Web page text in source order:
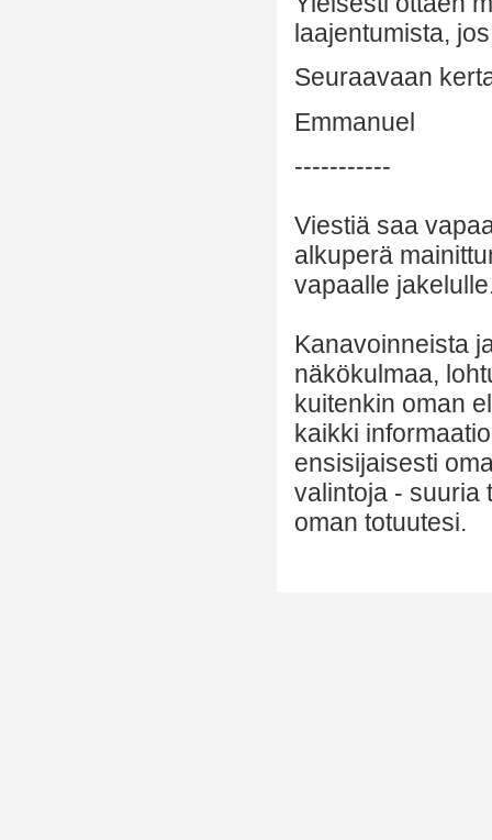
laajentumista,
Seuraavaan
Emmanuel
-----------
Viestiä saa
alkuperä
vapaalle
Kanavoinneista
näkökulmaa,
kuitenkin oman
kaikki
ensisijaisesti
valintoja - suuria
oman totuutesi.